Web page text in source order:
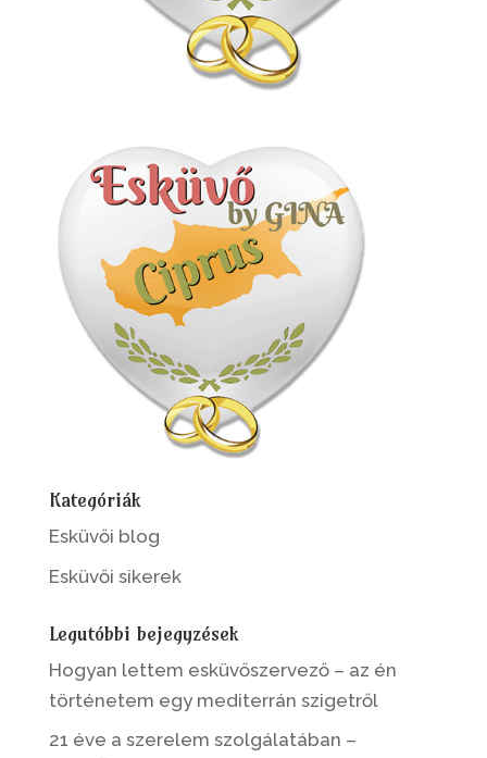
Kategóriák
Esküvői blog
Esküvői sikerek
Legutóbbi bejegyzések
Hogyan lettem esküvőszervező – az én
történetem egy mediterrán szigetről
21 éve a szerelem szolgálatában –